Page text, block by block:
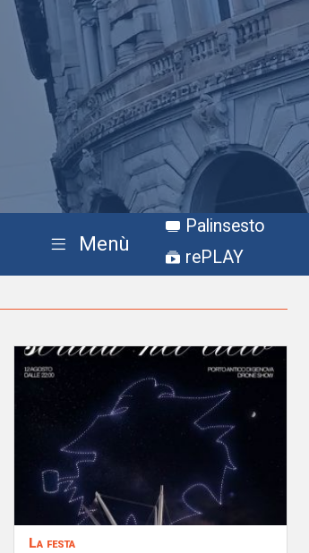
Menù
Palinsesto
rePLAY
La festa